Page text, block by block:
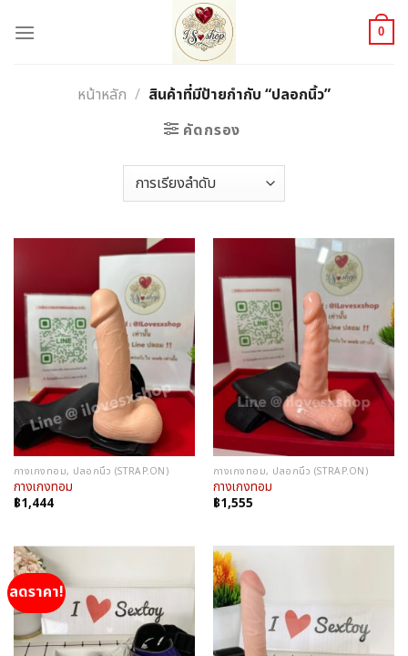
0
หน้าหลัก / สินค้าที่มีป้ายกำกับ “ปลอกนิ้ว”
คัดกรอง
กางเกงทอม, ปลอกนิ้ว (STRAP.ON)
กางเกงทอม
฿1,444
กางเกงทอม, ปลอกนิ้ว (STRAP.ON)
กางเกงทอม
฿1,555
ลดราคา!